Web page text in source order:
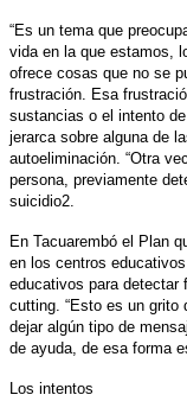
“Es un tema que
vida en la que estamos,
ofrece cosas que no se
frustración. Esa
sustancias o el intento
jerarca sobre alguna de
autoeliminación. “Otra
persona, previamente
suicidio2.
En Tacuarembó el Plan
en los centros
educativos para detectar
cutting. “Esto es un grito
dejar algún tipo de
de ayuda, de esa forma
Los intentos